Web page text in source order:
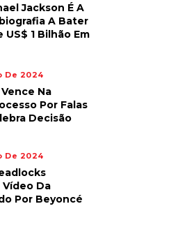
Jackson É A
A Bater
US$ 1 Bilhão Em
De 2024
Na
Por Falas
Decisão
De 2024
Da
Por Beyoncé